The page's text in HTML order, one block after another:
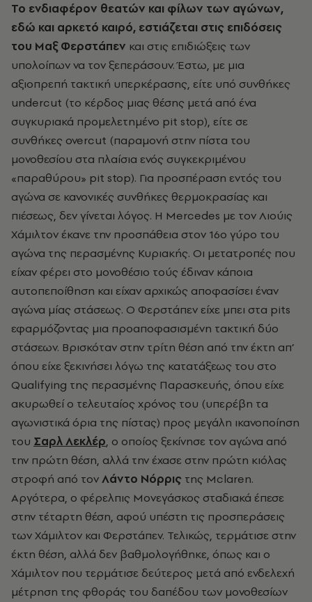
Το ενδιαφέρον θεατών και φίλων των αγώνων,
εδώ και αρκετό καιρό, εστιάζεται στις επιδόσεις
του Μαξ Φερστάπεν και στις επιδιώξεις των
υπολοίπων να τον ξεπεράσουν. Έστω, με μια
αξιοπρεπή τακτική υπερκέρασης, είτε υπό συνθήκες
undercut (το κέρδος μιας θέσης μετά από ένα
συγκυριακά προμελετημένο pit stop), είτε σε
συνθήκες overcut (παραμονή στην πίστα του
μονοθεσίου στα πλαίσια ενός συγκεκριμένου
«παραθύρου» pit stop). Για προσπέραση εντός του
αγώνα σε κανονικές συνθήκες θερμοκρασίας και
πιέσεως, δεν γίνεται λόγος. Η Mercedes με τον Λιούις
Χάμιλτον έκανε την προσπάθεια στον 16ο γύρο του
αγώνα της περασμένης Κυριακής. Οι μετατροπές που
είχαν φέρει στο μονοθέσιο τούς έδιναν κάποια
αυτοπεποίθηση και είχαν αρχικώς αποφασίσει έναν
αγώνα μίας στάσεως. Ο Φερστάπεν είχε μπει στα pits
εφαρμόζοντας μια προαποφασισμένη τακτική δύο
στάσεων. Βρισκόταν στην τρίτη θέση από την έκτη απ’
όπου είχε ξεκινήσει λόγω της κατατάξεως του στο
Qualifying της περασμένης Παρασκευής, όπου είχε
ακυρωθεί ο τελευταίος χρόνος του (υπερέβη τα
αγωνιστικά όρια της πίστας) προς μεγάλη ικανοποίηση
του Σαρλ Λεκλέρ, ο οποίος ξεκίνησε τον αγώνα από
την πρώτη θέση, αλλά την έχασε στην πρώτη κιόλας
στροφή από τονΛάντο Νόρρις της Mclaren.
Αργότερα, ο φέρελπις Μονεγάσκος σταδιακά έπεσε
στην τέταρτη θέση, αφού υπέστη τις προσπεράσεις
των Χάμιλτον και Φερστάπεν. Τελικώς, τερμάτισε στην
έκτη θέση, αλλά δεν βαθμολογήθηκε, όπως και ο
Χάμιλτον που τερμάτισε δεύτερος μετά από ενδελεχή
μέτρηση της φθοράς του δαπέδου των μονοθεσίων